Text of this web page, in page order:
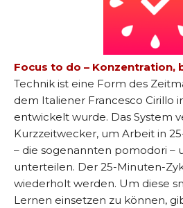
Focus to do – Konzentration,
Technik ist eine Form des
dem Italiener Francesco Cirillo
entwickelt wurde. Das System
Kurzzeitwecker, um Arbeit in
– die sogenannten pomodori –
unterteilen. Der 25-Minuten-
wiederholt werden. Um diese
Lernen einsetzen zu können,